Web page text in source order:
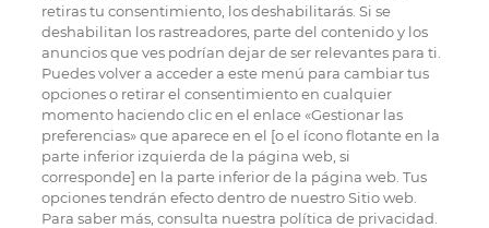
retiras tu consentimiento, los deshabilitarás. Si se
deshabilitan los rastreadores, parte del contenido y los
anuncios que ves podrían dejar de ser relevantes para ti.
Puedes volver a acceder a este menú para cambiar tus
opciones o retirar el consentimiento en cualquier
momento haciendo clic en el enlace «Gestionar las
preferencias» que aparece en el [o el ícono flotante en la
parte inferior izquierda de la página web, si
corresponde] en la parte inferior de la página web. Tus
opciones tendrán efecto dentro de nuestro Sitio web.
Para saber más, consulta nuestra política de privacidad.